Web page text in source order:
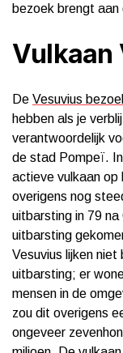
bezoek brengt
Vulkaan
De Vesuvius
hebben als je
verantwoordelijk
de stad Pompeï.
actieve vulkaan op
overigens nog
uitbarsting in 79
uitbarsting
Vesuvius lijken niet
uitbarsting; er
mensen in de
zou dit overigens
ongeveer